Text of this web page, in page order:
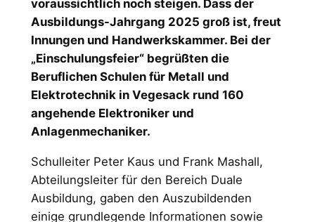
voraussichtlich noch steigen. Dass der
Ausbildungs-Jahrgang 2025 groß ist, freut
Innungen und Handwerkskammer. Bei der
„Einschulungsfeier“ begrüßten die
Beruflichen Schulen für Metall und
Elektrotechnik in Vegesack rund 160
angehende Elektroniker und
Anlagenmechaniker.
Schulleiter Peter Kaus und Frank Mashall,
Abteilungsleiter für den Bereich Duale
Ausbildung, gaben den Auszubildenden
einige grundlegende Informationen sowie